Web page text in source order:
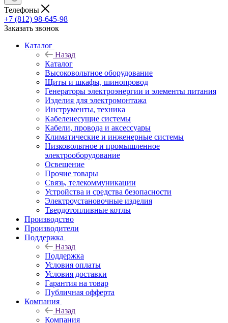
Телефоны
+7 (812) 98-645-98
Заказать звонок
Каталог
Назад
Каталог
Высоковольтное оборудование
Щиты и шкафы, шинопровод
Генераторы электроэнергии и элементы питания
Изделия для электромонтажа
Инструменты, техника
Кабеленесущие системы
Кабели, провода и аксессуары
Климатические и инженерные системы
Низковольтное и промышленное
электрооборудование
Освещение
Прочие товары
Связь, телекоммуникации
Устройства и средства безопасности
Электроустановочные изделия
Твердотопливные котлы
Производство
Производители
Поддержка
Назад
Поддержка
Условия оплаты
Условия доставки
Гарантия на товар
Публичная офферта
Компания
Назад
Компания